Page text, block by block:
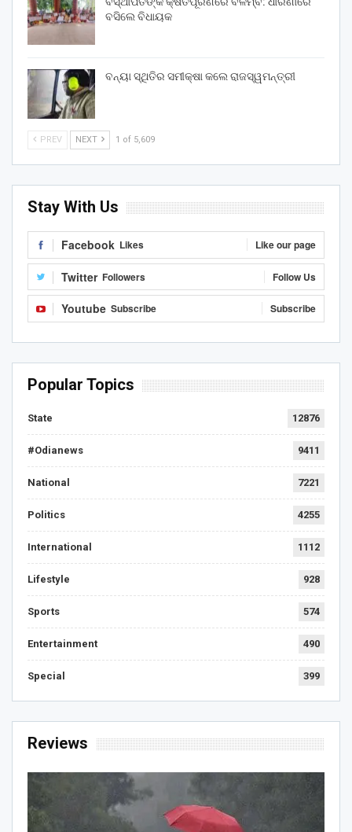
ବସିଲେ ବିଧାୟକ
ବନ୍ୟା ସ୍ଥିତିର ସମୀକ୍ଷା କଲେ ରାଜସ୍ୱମନ୍ତ୍ରୀ
PREV NEXT 1 of 5,609
Stay With Us
Facebook Likes Like our page
Twitter Followers Follow Us
Youtube Subscribe Subscribe
Popular Topics
State 12876
#Odianews 9411
National 7221
Politics 4255
International 1112
Lifestyle 928
Sports 574
Entertainment 490
Special 399
Reviews